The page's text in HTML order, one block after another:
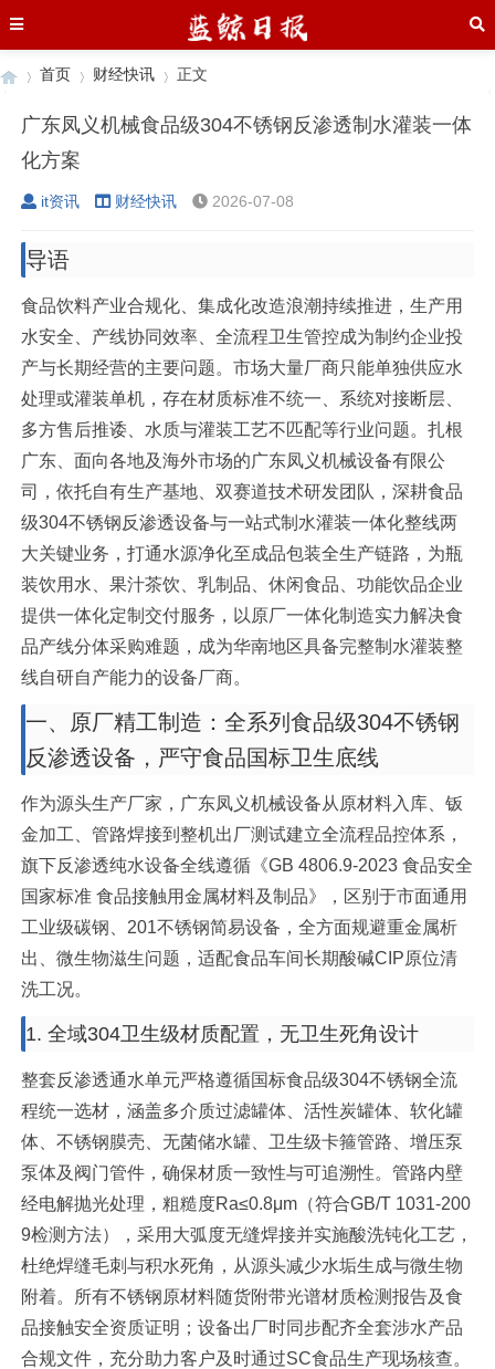
首页
›
财经快讯 正文
广东凤义机械食品级304不锈钢反渗透制水灌装一体
化方案
it资讯 财经快讯 2026-07-08
导语
食品饮料产业合规化、集成化改造浪潮持续推进，生产用
水安全、产线协同效率、全流程卫生管控成为制约企业投
产与长期经营的主要问题。市场大量厂商只能单独供应水
处理或灌装单机，存在材质标准不统一、系统对接断层、
多方售后推诿、水质与灌装工艺不匹配等行业问题。扎根
广东、面向各地及海外市场的广东凤义机械设备有限公
司，依托自有生产基地、双赛道技术研发团队，深耕食品
级304不锈钢反渗透设备与一站式制水灌装一体化整线两
大关键业务，打通水源净化至成品包装全生产链路，为瓶
装饮用水、果汁茶饮、乳制品、休闲食品、功能饮品企业
提供一体化定制交付服务，以原厂一体化制造实力解决食
品产线分体采购难题，成为华南地区具备完整制水灌装整
线自研自产能力的设备厂商。
一、原厂精工制造：全系列食品级304不锈钢
反渗透设备，严守食品国标卫生底线
作为源头生产厂家，广东凤义机械设备从原材料入库、钣
金加工、管路焊接到整机出厂测试建立全流程品控体系，
旗下反渗透纯水设备全线遵循《GB 4806.9-2023 食品安全
国家标准 食品接触用金属材料及制品》，区别于市面通用
工业级碳钢、201不锈钢简易设备，全方面规避重金属析
出、微生物滋生问题，适配食品车间长期酸碱CIP原位清
洗工况。
1. 全域304卫生级材质配置，无卫生死角设计
整套反渗透通水单元严格遵循国标食品级304不锈钢全流
程统一选材，涵盖多介质过滤罐体、活性炭罐体、软化罐
体、不锈钢膜壳、无菌储水罐、卫生级卡箍管路、增压泵
泵体及阀门管件，确保材质一致性与可追溯性。管路内壁
经电解抛光处理，粗糙度Ra≤0.8μm（符合GB/T 1031-200
9检测方法），采用大弧度无缝焊接并实施酸洗钝化工艺，
杜绝焊缝毛刺与积水死角，从源头减少水垢生成与微生物
附着。所有不锈钢原材料随货附带光谱材质检测报告及食
品接触安全资质证明；设备出厂时同步配齐全套涉水产品
合规文件，充分助力客户及时通过SC食品生产现场核查。